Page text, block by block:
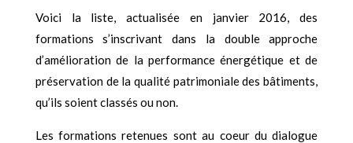
Voici la liste, actualisée en janvier 2016, des
formations s’inscrivant dans la double approche
d’amélioration de la performance énergétique et de
préservation de la qualité patrimoniale des bâtiments,
qu’ils soient classés ou non.
Les formations retenues sont au coeur du dialogue